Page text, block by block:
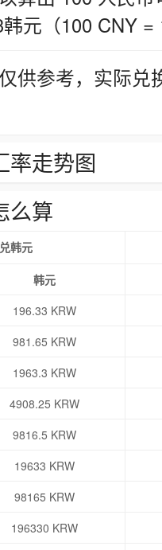
元（100 CNY =
供参考，实际
率走势图
么算
韩元
韩元
196.33 KRW
981.65 KRW
1963.3 KRW
4908.25 KRW
9816.5 KRW
19633 KRW
98165 KRW
196330 KRW